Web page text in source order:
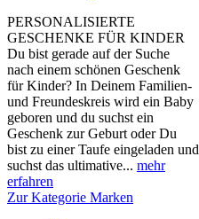
PERSONALISIERTE
GESCHENKE FÜR KINDER
Du bist gerade auf der Suche
nach einem schönen Geschenk
für Kinder? In Deinem Familien-
und Freundeskreis wird ein Baby
geboren und du suchst ein
Geschenk zur Geburt oder Du
bist zu einer Taufe eingeladen und
suchst das ultimative... mehr
erfahren
Zur Kategorie Marken